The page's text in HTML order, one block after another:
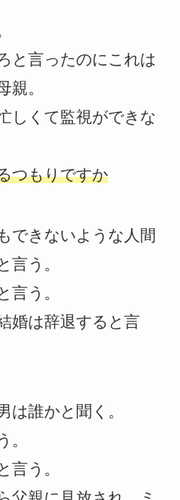
と言ったのにこれは
親。
しくて監視ができな
つもりですか
できないような人間
言う。
言う。
婚は辞退すると言
は誰かと聞く。
。
言う。